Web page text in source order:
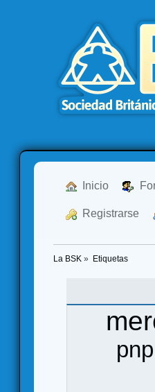
Inicio
Registrarse
La BSK » Etiquetas
pnp